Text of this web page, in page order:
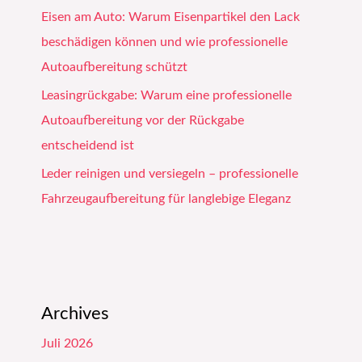
Eisen am Auto: Warum Eisenpartikel den Lack
beschädigen können und wie professionelle
Autoaufbereitung schützt
Leasingrückgabe: Warum eine professionelle
Autoaufbereitung vor der Rückgabe
entscheidend ist
Leder reinigen und versiegeln – professionelle
Fahrzeugaufbereitung für langlebige Eleganz
Archives
Juli 2026